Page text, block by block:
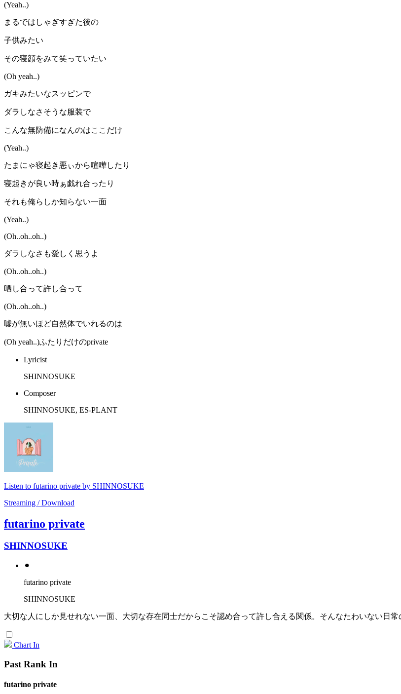
(Yeah..)
まるではしゃぎすぎた後の
子供みたい
その寝顔をみて笑っていたい
(Oh yeah..)
ガキみたいなスッピンで
ダラしなさそうな服装で
こんな無防備になんのはここだけ
(Yeah..)
たまにゃ寝起き悪ぃから喧嘩したり
寝起きが良い時ぁ戯れ合ったり
それも俺らしか知らない一面
(Yeah..)
(Oh..oh..oh..)
ダラしなさも愛しく思うよ
(Oh..oh..oh..)
晒し合って許し合って
(Oh..oh..oh..)
嘘が無いほど自然体でいれるのは
(Oh yeah..)ふたりだけのprivate
Lyricist
SHINNOSUKE
Composer
SHINNOSUKE, ES-PLANT
Listen to futarino private by SHINNOSUKE
Streaming / Download
futarino private
SHINNOSUKE
⚫︎
futarino private
SHINNOSUKE
大切な人にしか見せれない一面、大切な存在同士だからこそ認め合って許し合える関係。そんなたわいない日常
Chart In
Past Rank In
futarino private